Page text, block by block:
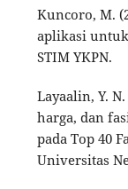
Kuncoro, M.
aplikasi
STIM YKPN.
Layaalin, Y.
harga, dan
pada Top 40
Universitas